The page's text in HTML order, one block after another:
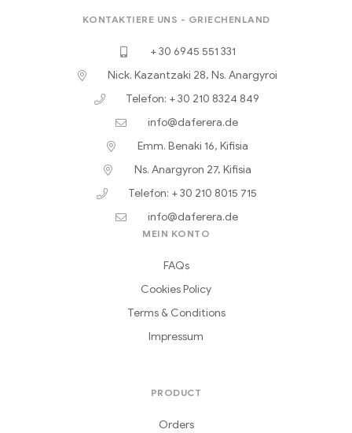
KONTAKTIERE UNS - GRIECHENLAND
+ 30 6945 551 331
Nick. Kazantzaki 28, Ns. Anargyroi
Telefon: + 30 210 8324 849
info@daferera.de
Emm. Benaki 16, Kifisia
Ns. Anargyron 27, Kifisia
Telefon: + 30 210 8015 715
info@daferera.de
MEIN KONTO
FAQs
Cookies Policy
Terms & Conditions
Impressum
PRODUCT
Orders